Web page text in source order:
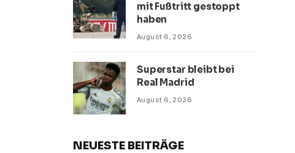
mit Fußtritt gestoppt
haben
August 6, 2026
Superstar bleibt bei
Real Madrid
August 6, 2026
NEUESTE BEITRÄGE